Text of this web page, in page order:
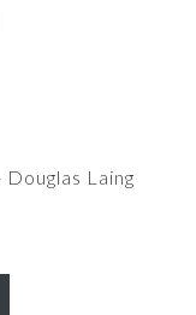
Laing